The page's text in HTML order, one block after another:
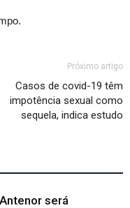
Próximo artigo
Casos de covid-19 têm
impotência sexual como
sequela, indica estudo
será